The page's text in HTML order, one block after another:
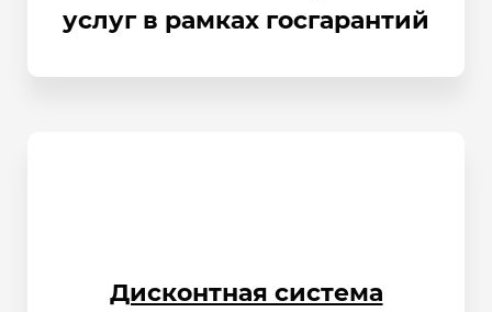
услуг в рамках госгарантий
Дисконтная система